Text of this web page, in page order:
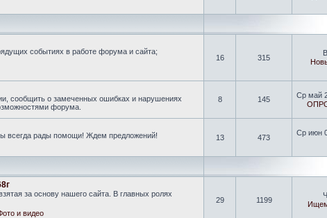
событиях в работе форума и сайта;
16 315
сообщить о замеченных ошибках и нарушениях
форума.
8 145 Ср май
всегда рады помощи! Ждем предложений!
13 473
Ср июн
за основу нашего сайта. В главных ролях
и видео
29 1199